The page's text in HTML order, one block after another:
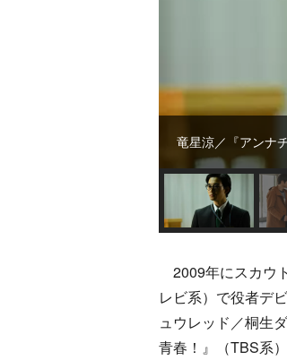
竜星涼／『アンナ
2009年にスカウ
レビ系）で役者デ
ュウレッド／桐生
青春！』（TBS系